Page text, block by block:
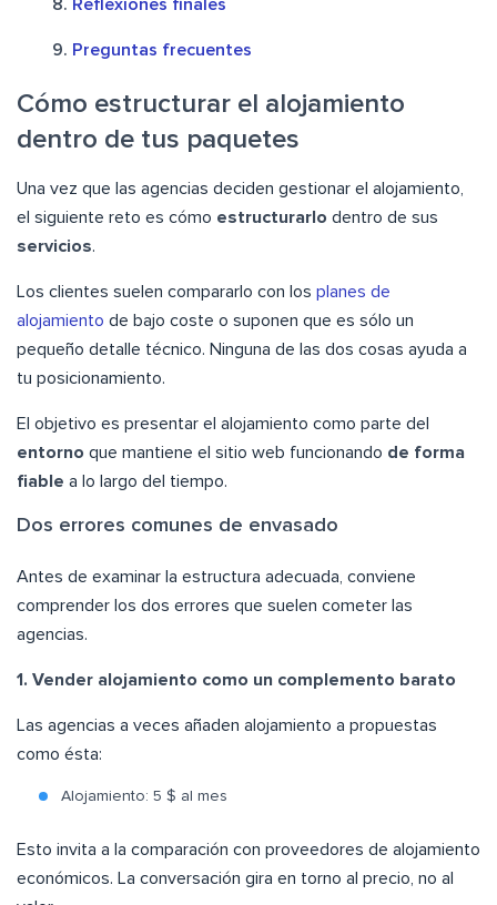
Reflexiones finales
Preguntas frecuentes
Cómo estructurar el alojamiento
dentro de tus paquetes
Una vez que las agencias deciden gestionar el alojamiento,
el siguiente reto es cómo estructurarlo dentro de sus
servicios.
Los clientes suelen compararlo con los planes de
alojamiento de bajo coste o suponen que es sólo un
pequeño detalle técnico. Ninguna de las dos cosas ayuda a
tu posicionamiento.
El objetivo es presentar el alojamiento como parte del
entorno que mantiene el sitio web funcionando de forma
fiable a lo largo del tiempo.
Dos errores comunes de envasado
Antes de examinar la estructura adecuada, conviene
comprender los dos errores que suelen cometer las
agencias.
1. Vender alojamiento como un complemento barato
Las agencias a veces añaden alojamiento a propuestas
como ésta:
Alojamiento: 5 $ al mes
Esto invita a la comparación con proveedores de alojamiento
económicos. La conversación gira en torno al precio, no al